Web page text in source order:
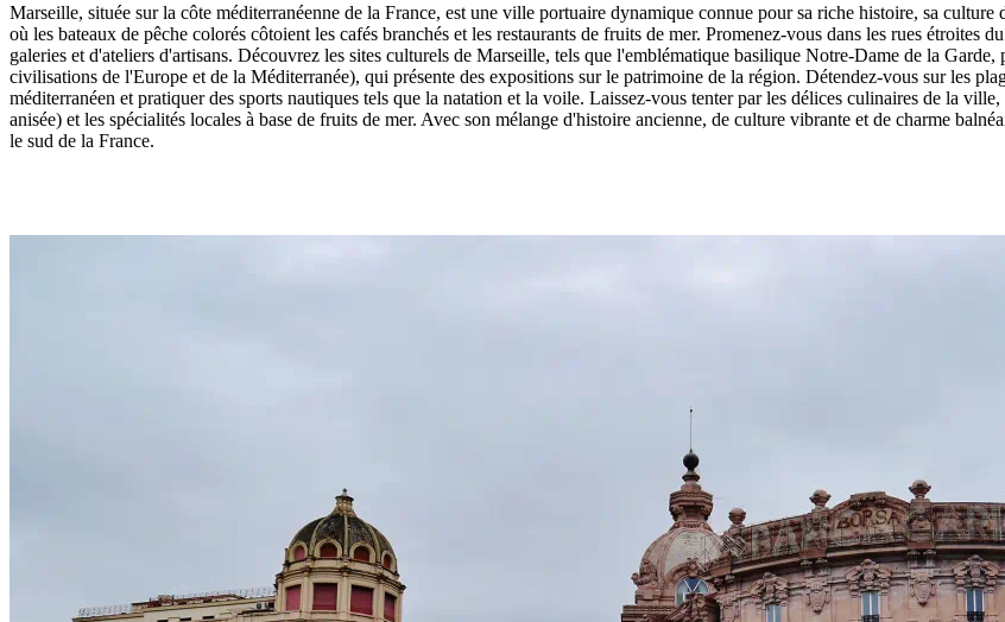
Marseille, située sur la côte méditerranéenne de la France, est une ville portuaire dynamique connue pour sa riche histoire, sa
où les bateaux de pêche colorés côtoient les cafés branchés et les restaurants de fruits de mer. Promenez-vous dans les rues étroites
galeries et d'ateliers d'artisans. Découvrez les sites culturels de Marseille, tels que l'emblématique basilique Notre-Dame de la
civilisations de l'Europe et de la Méditerranée), qui présente des expositions sur le patrimoine de la région. Détendez-vous sur les
méditerranéen et pratiquer des sports nautiques tels que la natation et la voile. Laissez-vous tenter par les délices culinaires de la
anisée) et les spécialités locales à base de fruits de mer. Avec son mélange d'histoire ancienne, de culture vibrante et de charme
le sud de la France.